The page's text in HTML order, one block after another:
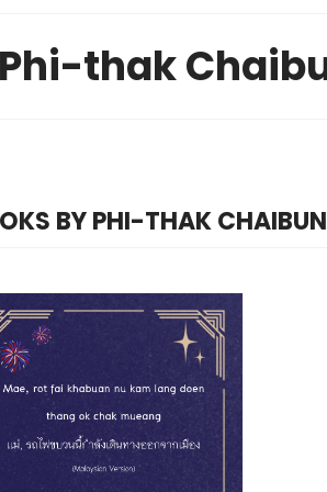
Phi-thak
BY PHI-THAK CHAIBUN